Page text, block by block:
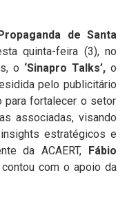
de Santa
quinta-feira (3), no
o ‘Sinapro Talks’, o
pelo publicitário
para fortalecer o setor
associadas, visando
estratégicos e
da ACAERT,
Fábio
com o apoio da